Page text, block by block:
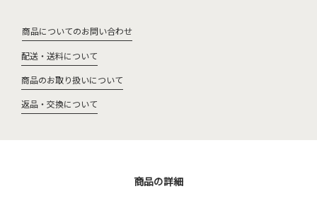
商品についてのお問い合わせ
配送・送料について
商品のお取り扱いについて
返品・交換について
商品の詳細